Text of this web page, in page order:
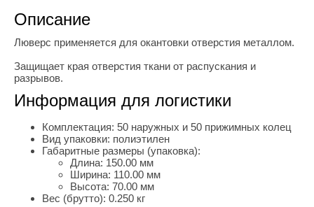
Описание
Люверс применяется для окантовки отверстия металлом.
Защищает края отверстия ткани от распускания и
разрывов.
Информация для логистики
Комплектация: 50 наружных и 50 прижимных колец
Вид упаковки: полиэтилен
Габаритные размеры (упаковка):
Длина: 150.00 мм
Ширина: 110.00 мм
Высота: 70.00 мм
Вес (брутто): 0.250 кг